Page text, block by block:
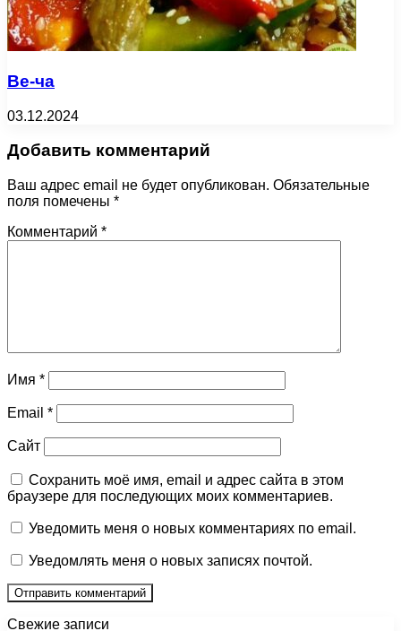
Ве-ча
03.12.2024
Добавить комментарий
Ваш адрес email не будет опубликован. Обязательные
поля помечены *
Комментарий *
Имя *
Email *
Сайт
Сохранить моё имя, email и адрес сайта в этом
браузере для последующих моих комментариев.
Уведомить меня о новых комментариях по email.
Уведомлять меня о новых записях почтой.
Свежие записи